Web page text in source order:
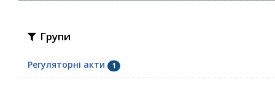
Групи
Регуляторні акти 1